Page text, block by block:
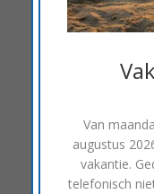
Op alle
je smartphone in
Maar wij kunnen
integreren in
systemen
Van
augustus
vakantie.
telefonisch